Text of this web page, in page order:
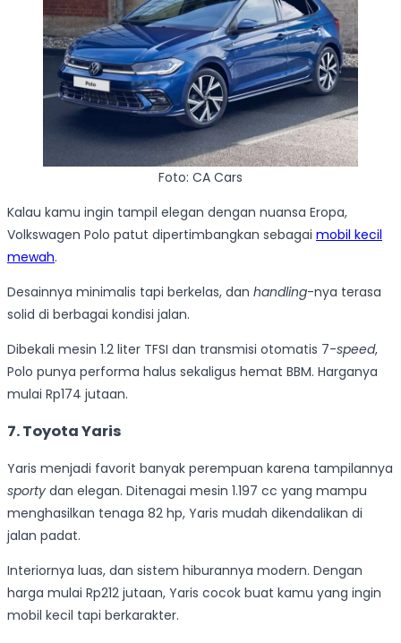
Foto: CA Cars
Kalau kamu ingin tampil elegan dengan nuansa Eropa,
Volkswagen Polo patut dipertimbangkan sebagai mobil kecil
mewah.
Desainnya minimalis tapi berkelas, dan handling-nya terasa
solid di berbagai kondisi jalan.
Dibekali mesin 1.2 liter TFSI dan transmisi otomatis 7-speed,
Polo punya performa halus sekaligus hemat BBM. Harganya
mulai Rp174 jutaan.
7. Toyota Yaris
Yaris menjadi favorit banyak perempuan karena tampilannya
sporty dan elegan. Ditenagai mesin 1.197 cc yang mampu
menghasilkan tenaga 82 hp, Yaris mudah dikendalikan di
jalan padat.
Interiornya luas, dan sistem hiburannya modern. Dengan
harga mulai Rp212 jutaan, Yaris cocok buat kamu yang ingin
mobil kecil tapi berkarakter.